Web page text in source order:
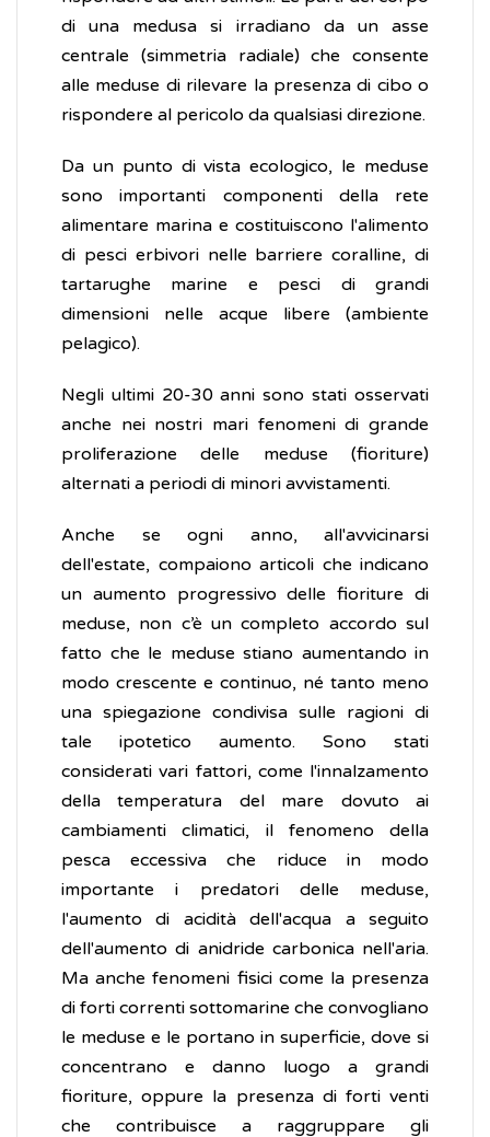
di una medusa si irradiano da un asse
centrale (simmetria radiale) che consente
alle meduse di rilevare la presenza di cibo o
rispondere al pericolo da qualsiasi direzione.
Da un punto di vista ecologico, le meduse
sono importanti componenti della rete
alimentare marina e costituiscono l'alimento
di pesci erbivori nelle barriere coralline, di
tartarughe marine e pesci di grandi
dimensioni nelle acque libere (ambiente
pelagico).
Negli ultimi 20-30 anni sono stati osservati
anche nei nostri mari fenomeni di grande
proliferazione delle meduse (fioriture)
alternati a periodi di minori avvistamenti.
Anche se ogni anno, all'avvicinarsi
dell'estate, compaiono articoli che indicano
un aumento progressivo delle fioriture di
meduse, non c’è un completo accordo sul
fatto che le meduse stiano aumentando in
modo crescente e continuo, né tanto meno
una spiegazione condivisa sulle ragioni di
tale ipotetico aumento. Sono stati
considerati vari fattori, come l'innalzamento
della temperatura del mare dovuto ai
cambiamenti climatici, il fenomeno della
pesca eccessiva che riduce in modo
importante i predatori delle meduse,
l'aumento di acidità dell'acqua a seguito
dell'aumento di anidride carbonica nell'aria.
Ma anche fenomeni fisici come la presenza
di forti correnti sottomarine che convogliano
le meduse e le portano in superficie, dove si
concentrano e danno luogo a grandi
fioriture, oppure la presenza di forti venti
che contribuisce a raggruppare gli